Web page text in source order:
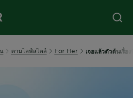
ตามไลฟ์สไตล์ For Her เจอแล้วตัวต้นเรื่อ